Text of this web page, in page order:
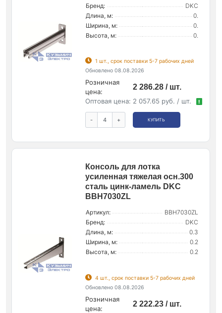
Бренд:
DKC
Длина, м:
0.
Ширина, м:
0.
Высота, м:
0.
1 шт., срок поставки 5-7 рабочих дней
Обновлено 08.08.2026
Розничная
цена:
2 286.28 / шт.
Оптовая цена: 2 057.65 руб. / шт. !
- + КУПИТЬ
Консоль для лотка
усиленная тяжелая осн.300
сталь цинк-ламель DKC
BBH7030ZL
Артикул:
BBH7030ZL
Бренд:
DKC
Длина, м:
0.3
Ширина, м:
0.2
Высота, м:
0.2
4 шт., срок поставки 5-7 рабочих дней
Обновлено 08.08.2026
Розничная
цена:
2 222.23 / шт.